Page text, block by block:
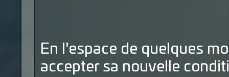
En l'espace de quelques
accepter sa nouvelle